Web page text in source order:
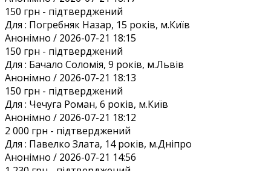
150 грн - підтверджений
Для : Погребняк Назар, 15 років, м.Київ
Анонiмно / 2026-07-21 18:15
150 грн - підтверджений
Для : Бачало Соломія, 9 років, м.Львів
Анонiмно / 2026-07-21 18:13
150 грн - підтверджений
Для : Чечуга Роман, 6 років, м.Київ
Анонiмно / 2026-07-21 18:12
2 000 грн - підтверджений
Для : Павелко Злата, 14 років, м.Дніпро
Анонiмно / 2026-07-21 14:56